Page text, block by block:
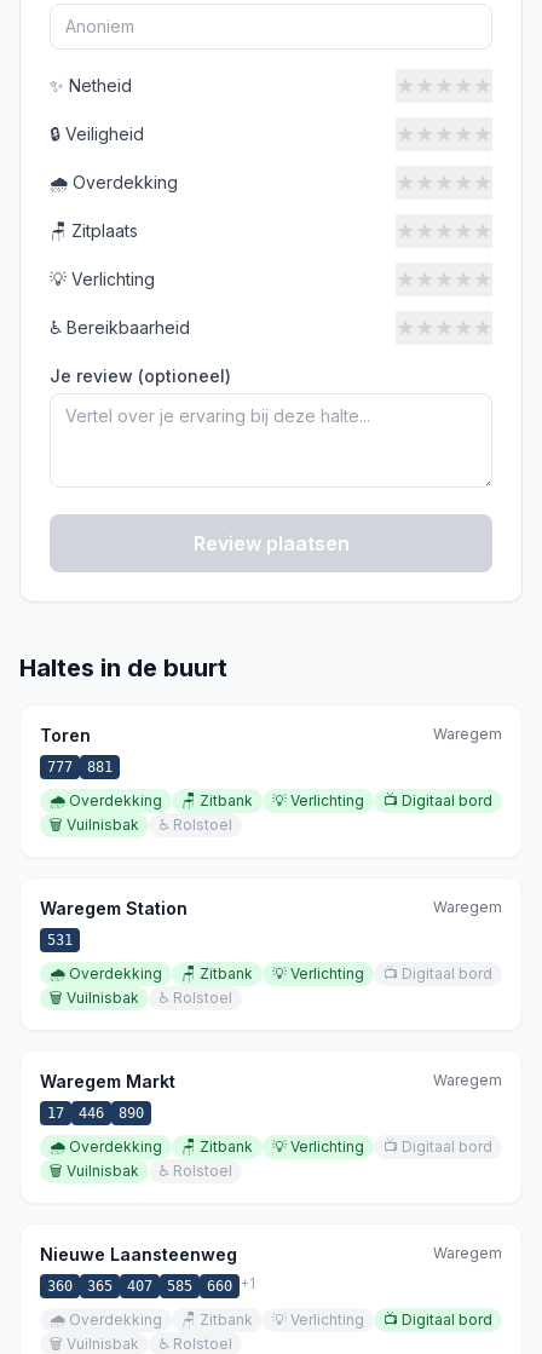
✨ Netheid ★★★★★
🔒 Veiligheid ★★★★★
🌧️ Overdekking ★★★★★
🪑 Zitplaats ★★★★★
💡 Verlichting ★★★★★
♿ Bereikbaarheid ★★★★★
Je review (optioneel)
Review plaatsen
Haltes in de buurt
Toren Waregem
777 881
🌧️ Overdekking 🪑 Zitbank 💡 Verlichting 📺 Digitaal bord
🗑️ Vuilnisbak ♿ Rolstoel
Waregem Station Waregem
531
🌧️ Overdekking 🪑 Zitbank 💡 Verlichting 📺 Digitaal bord
🗑️ Vuilnisbak ♿ Rolstoel
Waregem Markt Waregem
17 446 890
🌧️ Overdekking 🪑 Zitbank 💡 Verlichting 📺 Digitaal bord
🗑️ Vuilnisbak ♿ Rolstoel
Nieuwe Laansteenweg Waregem
360 365 407 585 660 +1
🌧️ Overdekking 🪑 Zitbank 💡 Verlichting 📺 Digitaal bord
🗑️ Vuilnisbak ♿ Rolstoel